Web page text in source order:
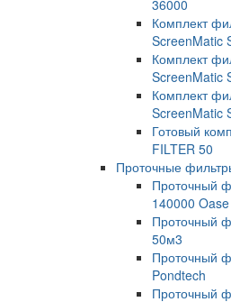
36000
Комплект
ScreenMatic
Комплект
ScreenMatic
Комплект
ScreenMatic
Готовый
FILTER 50
Проточные
Проточный
140000 Oase
Проточный
50м3
Проточный
Pondtech
Проточный